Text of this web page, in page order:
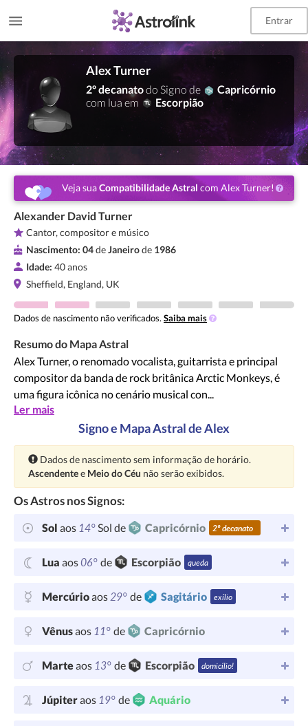
Entrar
Alex Turner
2º decanatodo Signo de
Capricórnio
com lua em
Escorpião
Veja suaCompatibilidade Astral com Alex Turner!
Alexander David Turner
Cantor, compositor e músico
Nascimento: 04deJaneirode 1986
Idade: 40 anos
Sheffield, England, UK
Dados de nascimento não verificados. Saiba mais
Resumo do Mapa Astral
Alex Turner, o renomado vocalista, guitarrista e principal
compositor da banda de rock britânica Arctic Monkeys, é
uma figura icônica no cenário musical con...
Ler mais
Signo e Mapa Astral de Alex
Atenção:
Dados de nascimento sem informação de horário.
Ascendentee Meio do Céu não serão exibidos.
Os Astros nos Signos:
Sol aos 14°Sol de Capricórnio 2º decanato
Lua aos06° de Escorpião queda
Mercúrioaos29° de Sagitário exílio
Vênusaos 11° de Capricórnio
Marteaos 13° de Escorpião domicílio!
Júpiteraos 19° de Aquário